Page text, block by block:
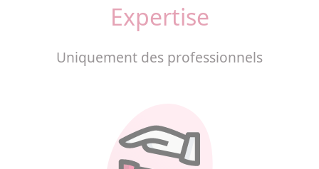
Expertise
Uniquement des professionnels